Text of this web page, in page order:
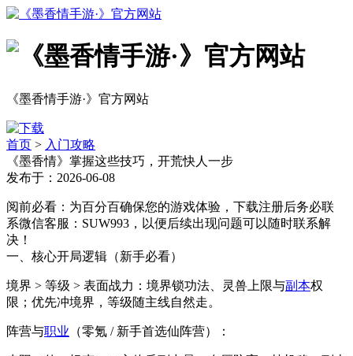
《墨香情手游·》官方网站
首页 > 入门攻略
《墨香情》掌握这些技巧，开荒快人一步
发布于：2026-06-08
阅前必看：为百分百确保您的游戏体验，下载注册后务必联
系微信客服：SUW993，以便后续出现问题可以随时联系解
决！
一、核心开局逻辑（新手必看）
境界 > 等级 > 表面战力：境界锁功法、灵兽上限与副本权
限；优先冲境界，等级随主线自然走。
阵营与职业 （零氪 / 新手首选仙阵营）：